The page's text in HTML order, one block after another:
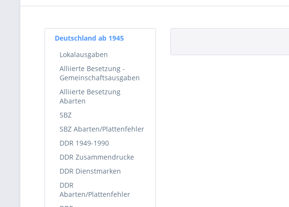
Deutschland ab 1945
Lokalausgaben
Alliierte Besetzung -
Gemeinschaftsausgaben
Alliierte Besetzung
Abarten
SBZ
SBZ Abarten/Plattenfehler
DDR 1949-1990
DDR Zusammendrucke
DDR Dienstmarken
DDR
Abarten/Plattenfehler